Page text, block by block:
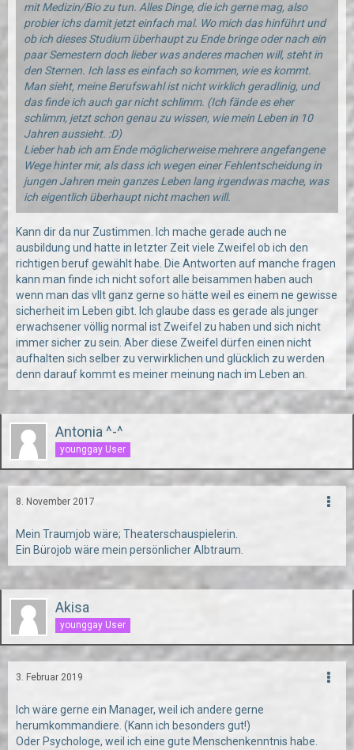
mit Medizin/Bio zu tun. Alles Dinge, die ich gerne mag, also
probier ichs damit jetzt einfach mal. Wo mich das hinführt und
ob ich dieses Studium überhaupt zu Ende bringe oder nach ein
paar Semestern doch lieber was anderes machen will, steht in
den Sternen. Ich lass es einfach so kommen, wie es kommt.
Man sieht, meine Berufswahl ist nicht wirklich geradlinig, und
das finde ich auch gar nicht schlimm. (Ich fände es eher
schlimm, jetzt schon genau zu wissen, wie mein Leben in 10
Jahren aussieht. :D)
Lieber hab ich am Ende möglicherweise mehrere angefangene
Wege hinter mir, als dass ich wegen einer Fehlentscheidung in
jungen Jahren mein ganzes Leben lang irgendwas mache, was
ich eigentlich überhaupt nicht machen will.
Kann dir da nur Zustimmen. Ich mache gerade auch ne
ausbildung und hatte in letzter Zeit viele Zweifel ob ich den
richtigen beruf gewählt habe. Die Antworten auf manche fragen
kann man finde ich nicht sofort alle beisammen haben auch
wenn man das vllt ganz gerne so hätte weil es einem ne gewisse
sicherheit im Leben gibt. Ich glaube dass es gerade als junger
erwachsener völlig normal ist Zweifel zu haben und sich nicht
immer sicher zu sein. Aber diese Zweifel dürfen einen nicht
aufhalten sich selber zu verwirklichen und glücklich zu werden
denn darauf kommt es meiner meinung nach im Leben an.
Antonia ^-^
younggay User
8. November 2017
Mein Traumjob wäre; Theaterschauspielerin.
Ein Bürojob wäre mein persönlicher Albtraum.
Akisa
younggay User
3. Februar 2019
Ich wäre gerne ein Manager, weil ich andere gerne
herumkommandiere. (Kann ich besonders gut!)
Oder Psychologe, weil ich eine gute Menschenkenntnis habe.